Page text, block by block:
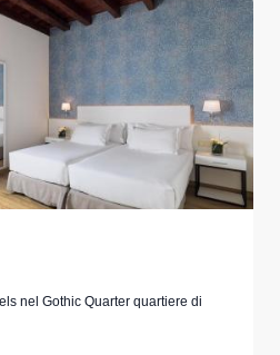
nel Gothic Quarter quartiere di